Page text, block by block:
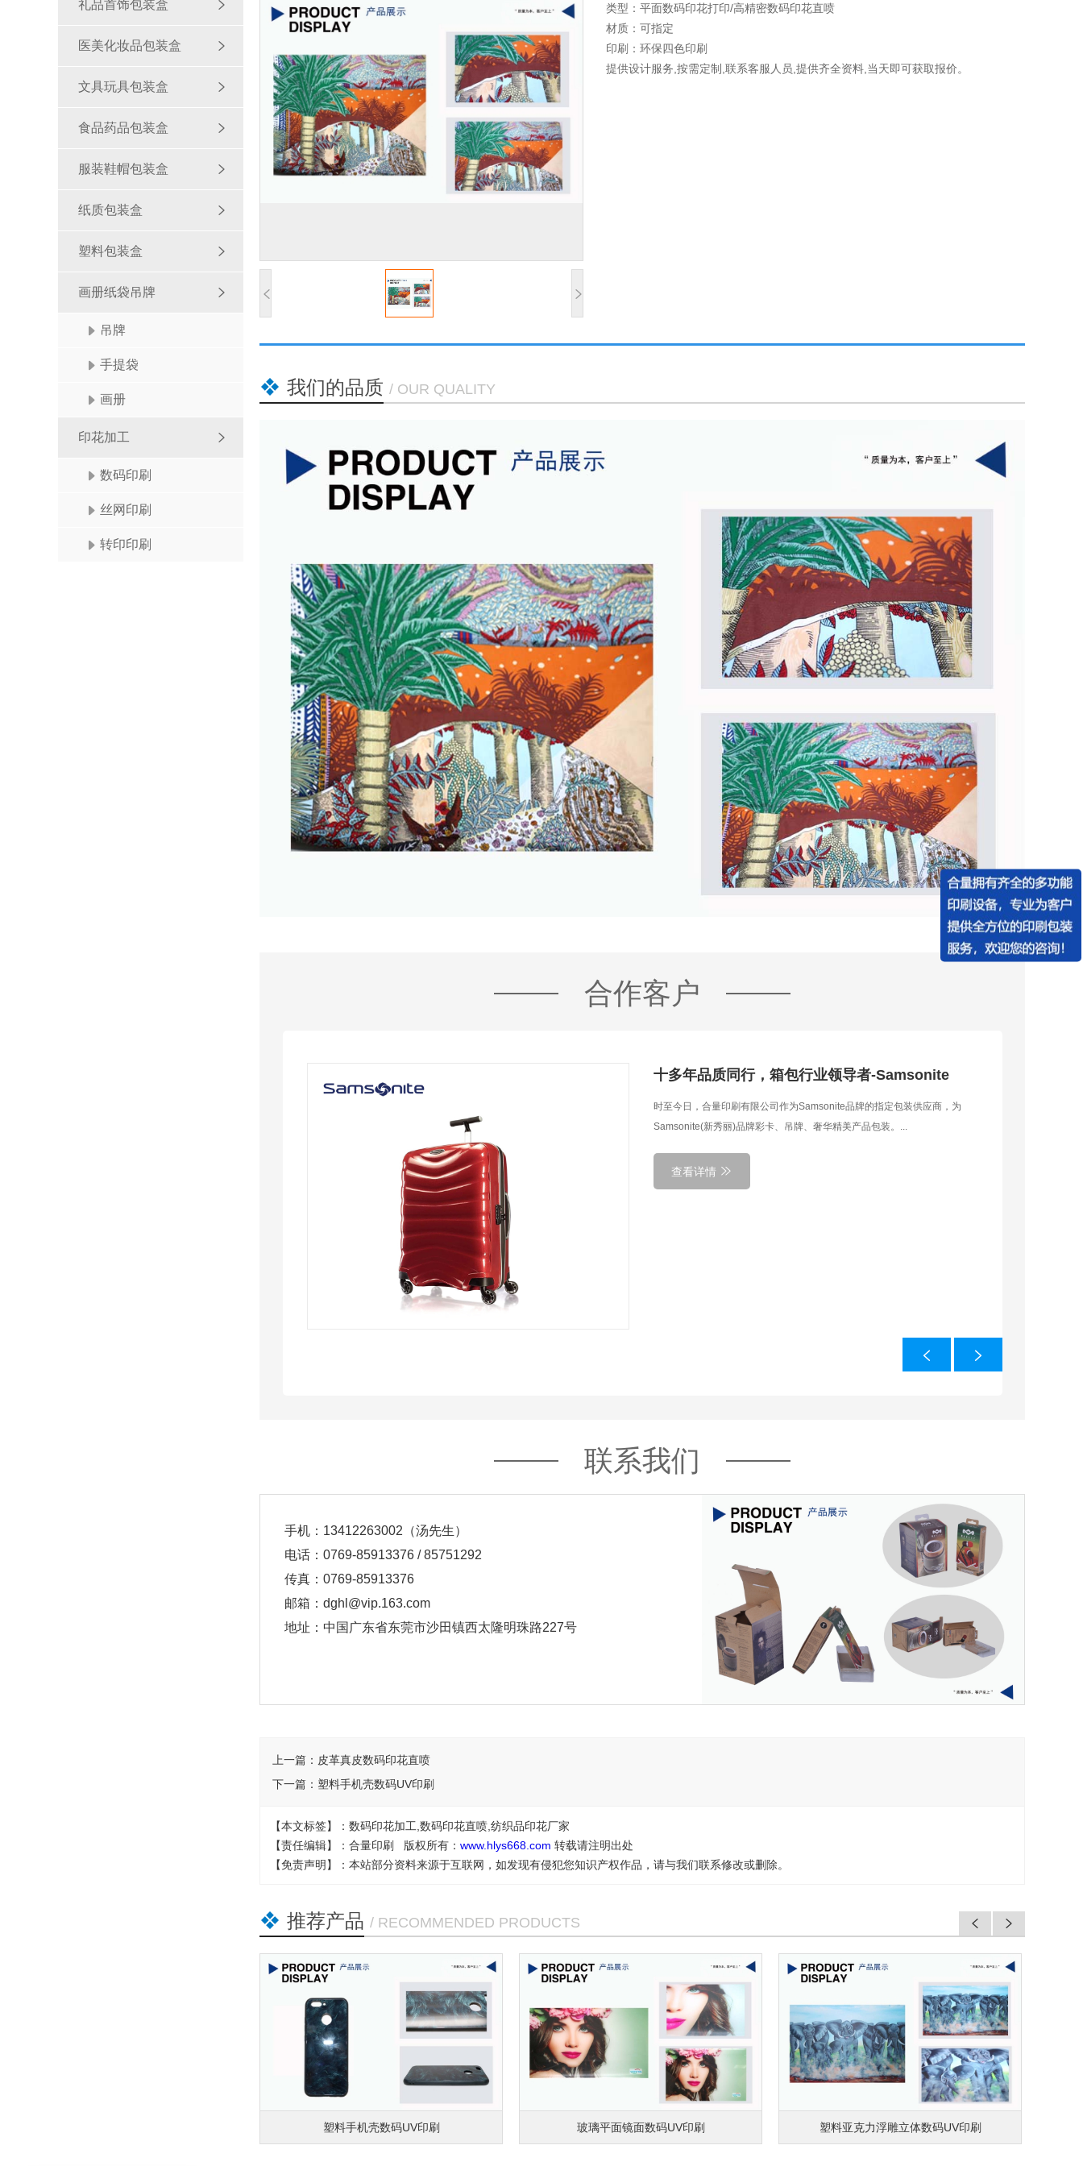
礼品首饰包装盒
医美化妆品包装盒
文具玩具包装盒
食品药品包装盒
服装鞋帽包装盒
纸质包装盒
塑料包装盒
画册纸袋吊牌
吊牌
手提袋
画册
印花加工
数码印刷
丝网印刷
转印印刷
类型：平面数码印花打印/高精密数码印花直喷
材质：可指定
印刷：环保四色印刷
提供设计服务,按需定制,联系客服人员,提供齐全资料,当天即可获取报价。
我们的品质 / OUR QUALITY
合作客户
创新时尚,数码电子配件品牌-Speck
合量印刷作为speck国内纸质包装供应商，为数家配套生产工厂提高优质的
产品包装，iPhone, Apple Watch, Mac, iPad 及 AirPods 保护壳产品包装
查看详情
联系我们
手机：13412263002（汤先生）
电话：0769-85913376 / 85751292
传真：0769-85913376
邮箱：dghl@vip.163.com
地址：中国广东省东莞市沙田镇西太隆明珠路227号
上一篇： 皮革真皮数码印花直喷
下一篇： 塑料手机壳数码UV印刷
【本文标签】：数码印花加工,数码印花直喷,纺织品印花厂家
【责任编辑】：合量印刷 版权所有： www.hlys668.com 转载请注明出处
【免责声明】：本站部分资料来源于互联网，如发现有侵犯您知识产权作品，请与我们联系修改或删除。
推荐产品 / RECOMMENDED PRODUCTS
皮料数码印刷 皮革真皮数码印花直喷 棉布纺织品数码印花直喷